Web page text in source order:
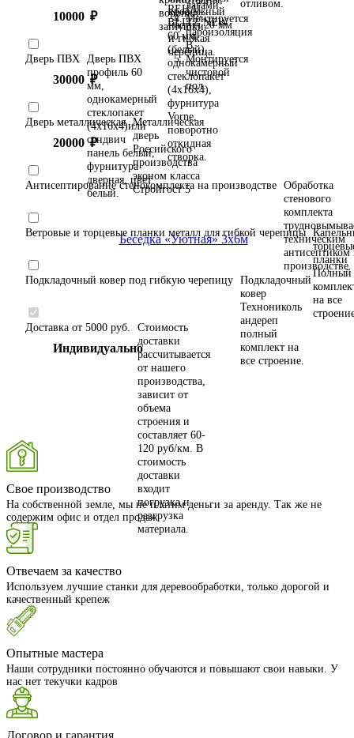
кровельный
настил 20 мм
и гибкая
черепица.
лагами.
Монтируется
пароизоляция
В.
Монтируется
чистовой
пол.
отливом.
воронки,
заглушки.
REHAU
BLITZ NEW
60 мм
(белый),
однокамерный
стеклопакет
(4x16x4),
фурнитура
Vorne,
поворотно
откидная
створка.
10000 ₽
Дверь ПВХ
Дверь ПВХ
профиль 60
мм,
однокамерный
стеклопакет
(4х16х4)или
сендвич
панель белый,
фурнитура
дверная, цвет
белый.
30000₽
Дверь металлическая Металлическая
дверь
Российского
производства
эконом класса
Стройгост 5
20000₽
Антисептирование стенокомплекта на производстве Обработка
стенового
комплекта
техническим
антисептиком
производстве
Ветровые и торцевые планки металл для гибкой черепицы
планки
Полный
на все
Подкладочный ковер под гибкую черепицу Подкладочный
ковер
Технониколь
андереп
полный
комплект на
все строение.
Доставка от 5000 руб.
Стоимость
доставки
рассчитывается
от нашего
производства,
зависит от
объема
строения и
составляет 60-
120 руб/км. В
стоимость
доставки
входит
погрузка и
разгрузка
материала.
Индивидуально
Свое производство
На собственной земле, мы не платим деньги за аренду. Так же не
содержим офис и отдел продаж
Отвечаем за качество
Используем лучшие станки для деревообработки, только дорогой и
качественный крепеж
Опытные мастера
Наши сотрудники постоянно обучаются и повышают свои навыки. У
нас нет текучки кадров
Договор и гарантия